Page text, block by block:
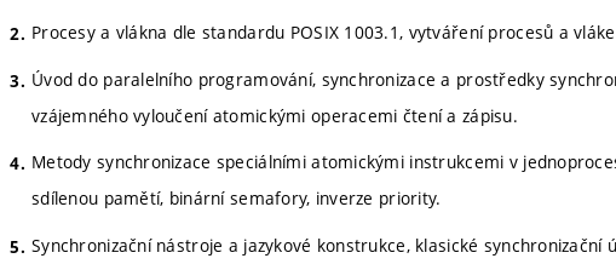
Procesy a vlákna dle standardu POSIX 1003.1, vytváření procesů a
Úvod do paralelního programování, synchronizace a prostředky
vzájemného vyloučení atomickými operacemi čtení a zápisu.
Metody synchronizace speciálními atomickými instrukcemi v
sdílenou pamětí, binární semafory, inverze priority.
Synchronizační nástroje a jazykové konstrukce, klasické synchronizační